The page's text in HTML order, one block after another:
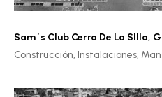
Sam´s Club Cerro De La SIlla,
Construcción, Instalaciones,